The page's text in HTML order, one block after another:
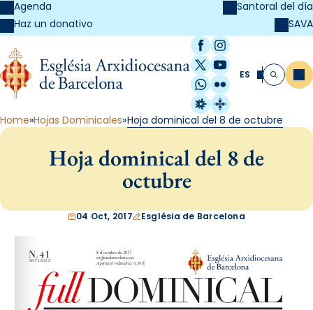
Agenda
Haz un donativo
Santoral del día
SAVA
Facebook
Instagram
X / Twitter
YouTube
WhatsApp
Flickr
Radio Estel
Catalunya
ES Buscar
Home Hojas Dominicales Hoja dominical del 8 de octubre
Hoja dominical del 8 de
octubre
04 Oct, 2017 Església de Barcelona